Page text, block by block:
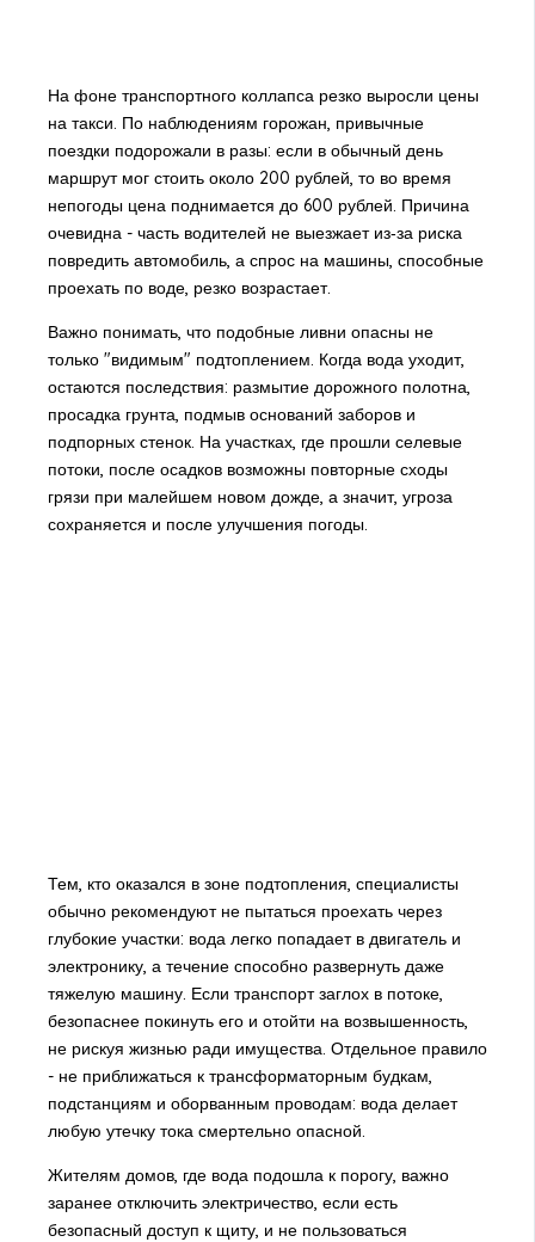
На фоне транспортного коллапса резко выросли цены
на такси. По наблюдениям горожан, привычные
поездки подорожали в разы: если в обычный день
маршрут мог стоить около 200 рублей, то во время
непогоды цена поднимается до 600 рублей. Причина
очевидна - часть водителей не выезжает из‑за риска
повредить автомобиль, а спрос на машины, способные
проехать по воде, резко возрастает.
Важно понимать, что подобные ливни опасны не
только "видимым" подтоплением. Когда вода уходит,
остаются последствия: размытие дорожного полотна,
просадка грунта, подмыв оснований заборов и
подпорных стенок. На участках, где прошли селевые
потоки, после осадков возможны повторные сходы
грязи при малейшем новом дожде, а значит, угроза
сохраняется и после улучшения погоды.
Тем, кто оказался в зоне подтопления, специалисты
обычно рекомендуют не пытаться проехать через
глубокие участки: вода легко попадает в двигатель и
электронику, а течение способно развернуть даже
тяжелую машину. Если транспорт заглох в потоке,
безопаснее покинуть его и отойти на возвышенность,
не рискуя жизнью ради имущества. Отдельное правило
- не приближаться к трансформаторным будкам,
подстанциям и оборванным проводам: вода делает
любую утечку тока смертельно опасной.
Жителям домов, где вода подошла к порогу, важно
заранее отключить электричество, если есть
безопасный доступ к щиту, и не пользоваться